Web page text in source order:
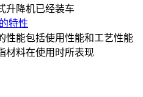
升降机已经装车
特性
性能包括使用性能和工艺性能
材料在使用时所表现